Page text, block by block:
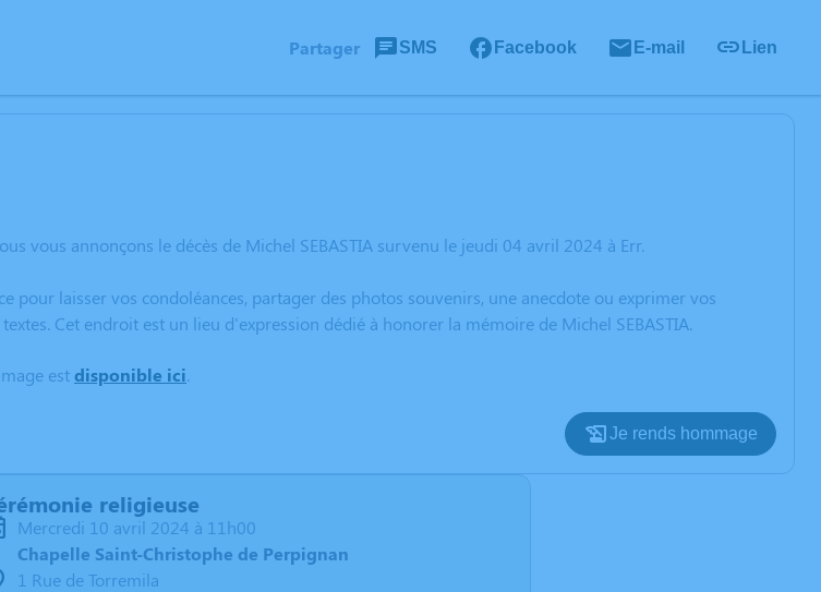
Partager SMS Facebook E-mail Lien
vous annonçons le décès de Michel SEBASTIA survenu le jeudi 04 avril 2024 à Err.
pour laisser vos condoléances, partager des photos souvenirs, une anecdote ou exprimer vos
Cet endroit est un lieu d'expression dédié à honorer la mémoire de Michel SEBASTIA.
estdisponible ici.
Je rends hommage
religieuse
mercredi 10 avril 2024 à 11h00
Chapelle Saint-Christophe de Perpignan
1 Rue de Torremila